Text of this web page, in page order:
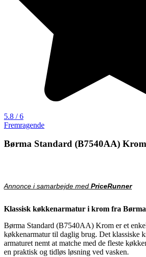
5.8 / 6
Fremragende
Børma Standard (B7540AA) Krom
Annonce i samarbejde med PriceRunner
Klassisk køkkenarmatur i krom fra Børma
Børma Standard (B7540AA) Krom er et
køkkenarmatur til daglig brug. Det klassiske
armaturet nemt at matche med de fleste
en praktisk og tidløs løsning ved vasken.